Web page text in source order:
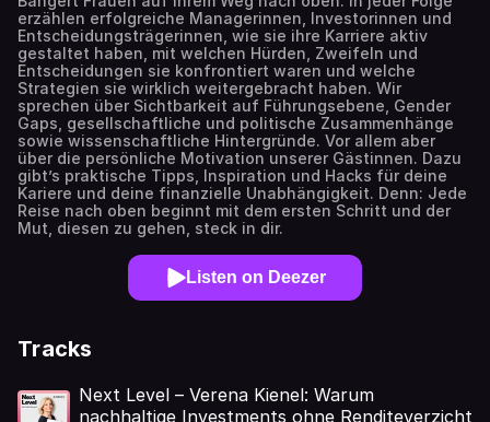
erzählen erfolgreiche Managerinnen, Investorinnen und
Entscheidungsträgerinnen, wie sie ihre Karriere aktiv
gestaltet haben, mit welchen Hürden, Zweifeln und
Entscheidungen sie konfrontiert waren und welche
Strategien sie wirklich weitergebracht haben. Wir
sprechen über Sichtbarkeit auf Führungsebene, Gender
Gaps, gesellschaftliche und politische Zusammenhänge
sowie wissenschaftliche Hintergründe. Vor allem aber
über die persönliche Motivation unserer Gästinnen. Dazu
gibt’s praktische Tipps, Inspiration und Hacks für deine
Kariere und deine finanzielle Unabhängigkeit. Denn: Jede
Reise nach oben beginnt mit dem ersten Schritt und der
Mut, diesen zu gehen, steck in dir.
Listen on Deezer
Tracks
Next Level – Verena Kienel: Warum
nachhaltige Investments ohne Renditeverzicht